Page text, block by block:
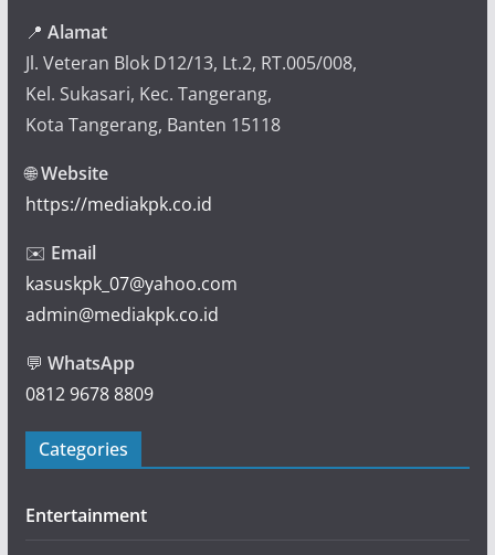
📍 Alamat
Jl. Veteran Blok D12/13, Lt.2, RT.005/008,
Kel. Sukasari, Kec. Tangerang,
Kota Tangerang, Banten 15118
🌐Website
https://mediakpk.co.id
✉️ Email
kasuskpk_07@yahoo.com
admin@mediakpk.co.id
💬 WhatsApp
0812 9678 8809
Categories
Entertainment